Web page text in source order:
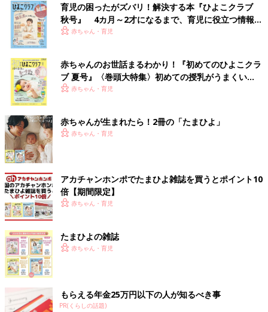
育児の困ったがズバリ！解決する本『ひよこクラブ
秋号』 4カ月～2才になるまで、育児に役立つ情報が
いっぱい！
赤ちゃん・育児
赤ちゃんのお世話まるわかり！『初めてのひよこクラ
ブ 夏号』〈巻頭大特集〉初めての授乳がうまくい
く！ おっぱい・ミルクの基本と夏のトラブル 解決テ
赤ちゃん・育児
赤ちゃんが生まれたら！2冊の「たまひよ」
赤ちゃん・育児
アカチャンホンポでたまひよ雑誌を買うとポイント10
倍【期間限定】
赤ちゃん・育児
たまひよの雑誌
赤ちゃん・育児
もらえる年金25万円以下の人が知るべき事
PR(くらしの話題)